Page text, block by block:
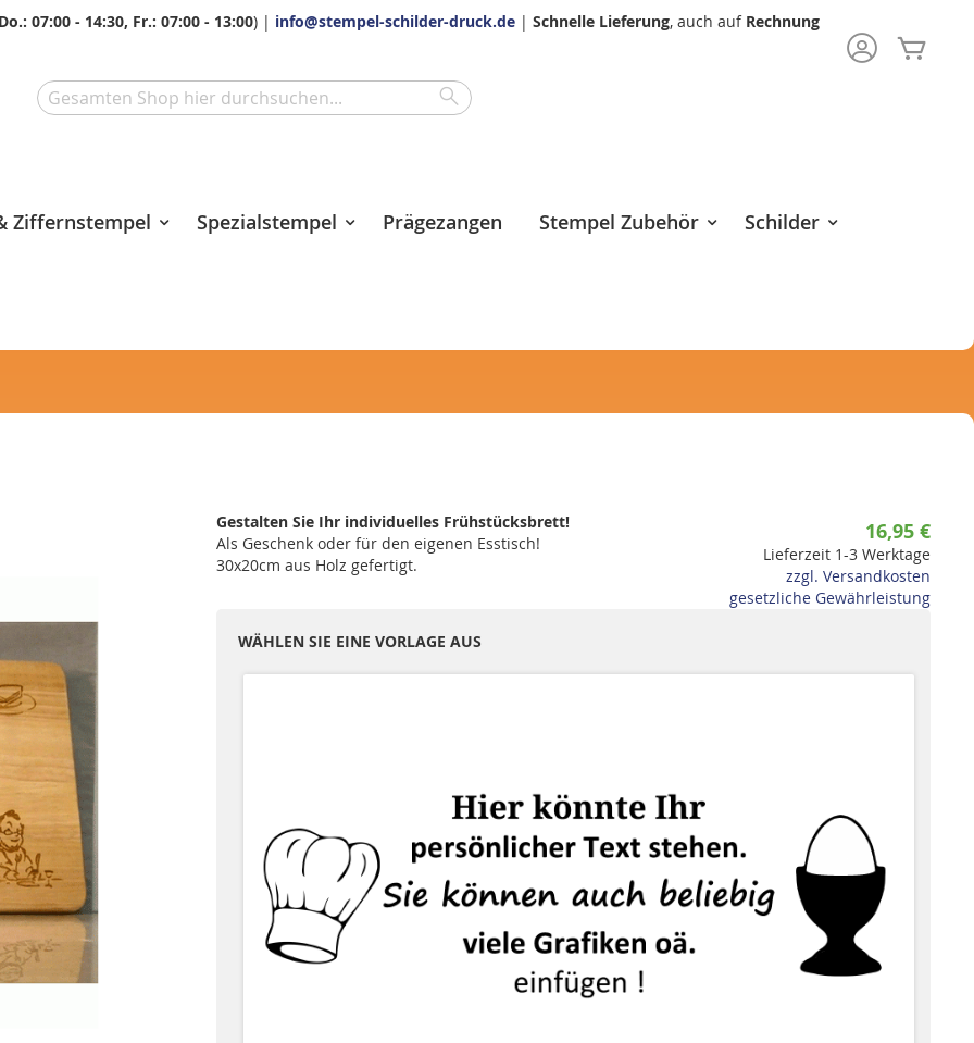
07:00 - 14:30, Fr.: 07:00 - 13:00) | info@stempel-schilder-druck.de | Schnelle Lieferung, auch auf Rechnung
Search
Ziffernstempel Spezialstempel Prägezangen Stempel Zubehör Schilder
16,95 €
Lieferzeit 1-3 Werktage
zzgl. Versandkosten
gesetzliche Gewährleistung
Gestalten Sie Ihr individuelles Frühstücksbrett!
Als Geschenk oder für den eigenen Esstisch!
30x20cm aus Holz gefertigt.
WÄHLEN SIE EINE VORLAGE AUS